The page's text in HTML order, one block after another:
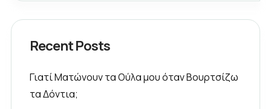
Recent Posts
Γιατί Ματώνουν τα Ούλα μου όταν Βουρτσίζω
τα Δόντια;